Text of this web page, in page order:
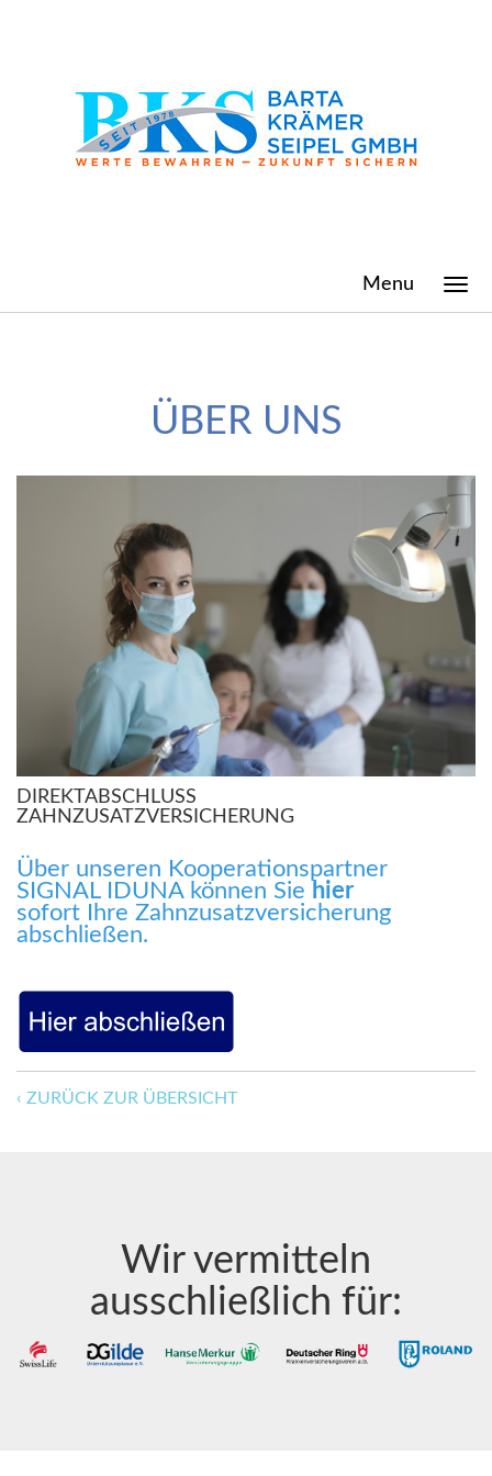
Menu
ÜBER UNS
DIREKTABSCHLUSS
ZAHNZUSATZVERSICHERUNG
Über unseren Kooperationspartner
SIGNAL IDUNA können Sie hier
sofort Ihre Zahnzusatzversicherung
abschließen.
‹ ZURÜCK ZUR ÜBERSICHT
Wir vermitteln
ausschließlich für: